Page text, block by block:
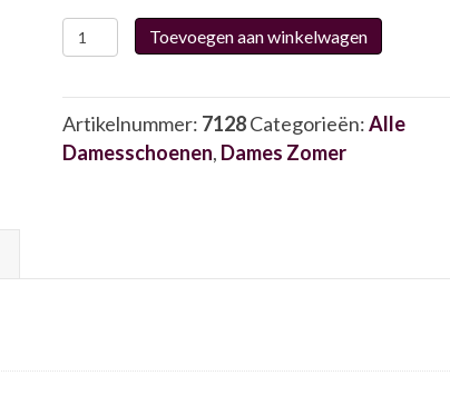
Oh
My
5874
7128
Toevoegen aan winkelwagen
Artikelnummer: 7128 Categorieën:Alle
Damesschoenen, Dames Zomer